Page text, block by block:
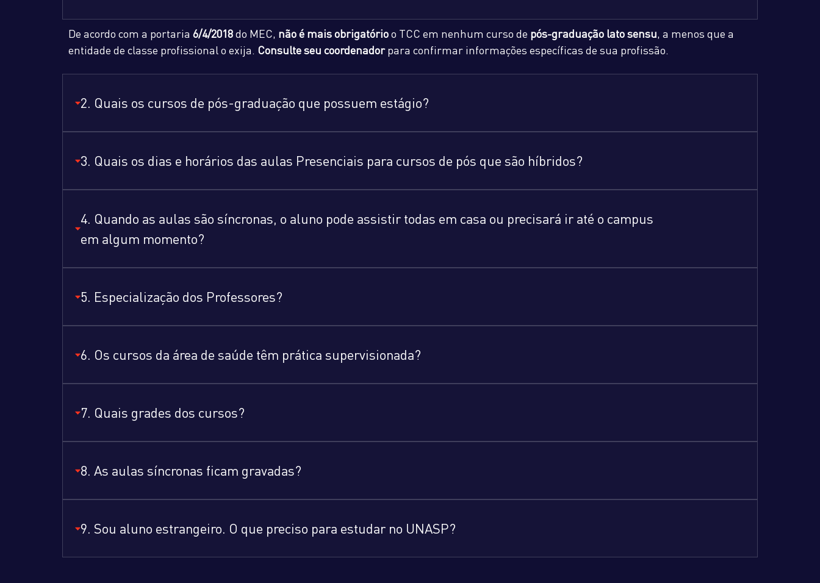
De acordo com a portaria 6/4/2018do MEC, não é mais obrigatórioo TCC em nenhum curso de pós-graduação lato sensu, a menos que a
entidade de classe profissional o exija. Consulte seu coordenadorpara confirmar informações específicas de sua profissão.
2. Quais os cursos de pós-graduação que possuem estágio?
3. Quais os dias e horários das aulas Presenciais para cursos de pós que são híbridos?
4. Quando as aulas são síncronas, o aluno pode assistir todas em casa ou precisará ir até o campus
em algum momento?
5. Especialização dos Professores?
6. Os cursos da área de saúde têm prática supervisionada?
7. Quais grades dos cursos?
8. As aulas síncronas ficam gravadas?
9. Sou aluno estrangeiro. O que preciso para estudar no UNASP?